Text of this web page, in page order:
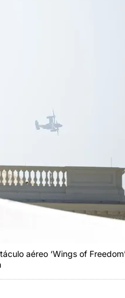
aéreo ‘Wings of